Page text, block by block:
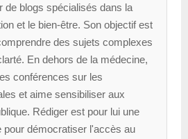
de blogs spécialisés dans la
et le bien-être. Son objectif est
des sujets complexes
En dehors de la médecine,
conférences sur les
et aime sensibiliser aux
Rédiger est pour lui une
pour démocratiser l'accès au